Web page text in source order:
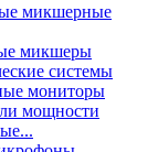
микшерные
микшеры
системы
мониторы
мощности